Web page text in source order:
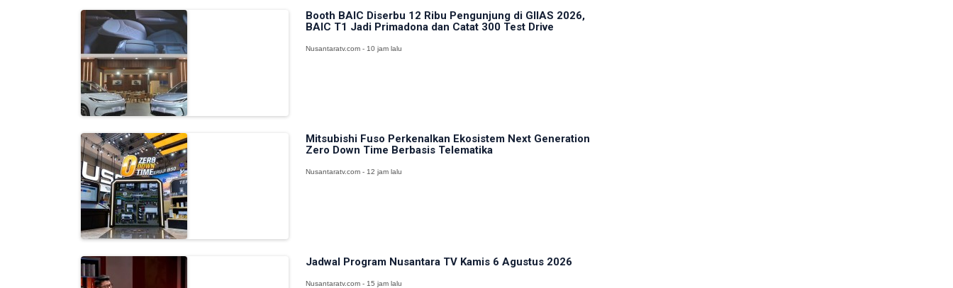
Booth BAIC Diserbu 12 Ribu Pengunjung di GIIAS 2026,
BAIC T1 Jadi Primadona dan Catat 300 Test Drive
Nusantaratv.com - 10 jam lalu
Mitsubishi Fuso Perkenalkan Ekosistem Next Generation
Zero Down Time Berbasis Telematika
Nusantaratv.com - 12 jam lalu
Jadwal Program Nusantara TV Kamis 6 Agustus 2026
Nusantaratv.com - 15 jam lalu